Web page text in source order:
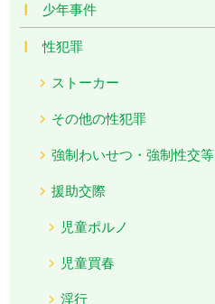
少年事件
性犯罪
ストーカー
その他の性犯罪
強制わいせつ・強制性交等
援助交際
児童ポルノ
児童買春
淫行